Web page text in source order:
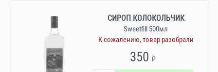
СИРОП КОЛОКОЛЬЧИК
Sweetfill 500мл
К сожалению, товар разобрали
350₽